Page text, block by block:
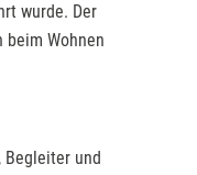
wurde. Der
Wohnen
Begleiter und